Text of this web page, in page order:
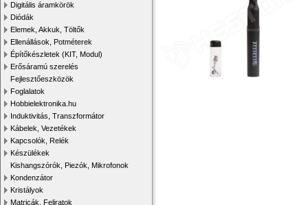
Digitális áramkörök
Diódák
Elemek, Akkuk, Töltők
Ellenállások, Potméterek
Építőkészletek (KIT, Modul)
Erősáramú szerelés
Fejlesztőeszközök
Foglalatok
Hobbielektronika.hu
Induktivitás, Transzformátor
Kábelek, Vezetékek
Kapcsolók, Relék
Készülékek
Kishangszórók, Piezók, Mikrofonok
Kondenzátor
Kristályok
Matricák, Feliratok